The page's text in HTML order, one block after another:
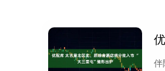
伴